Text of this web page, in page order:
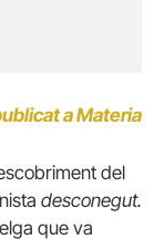
a Materia
del
desconegut.
que va